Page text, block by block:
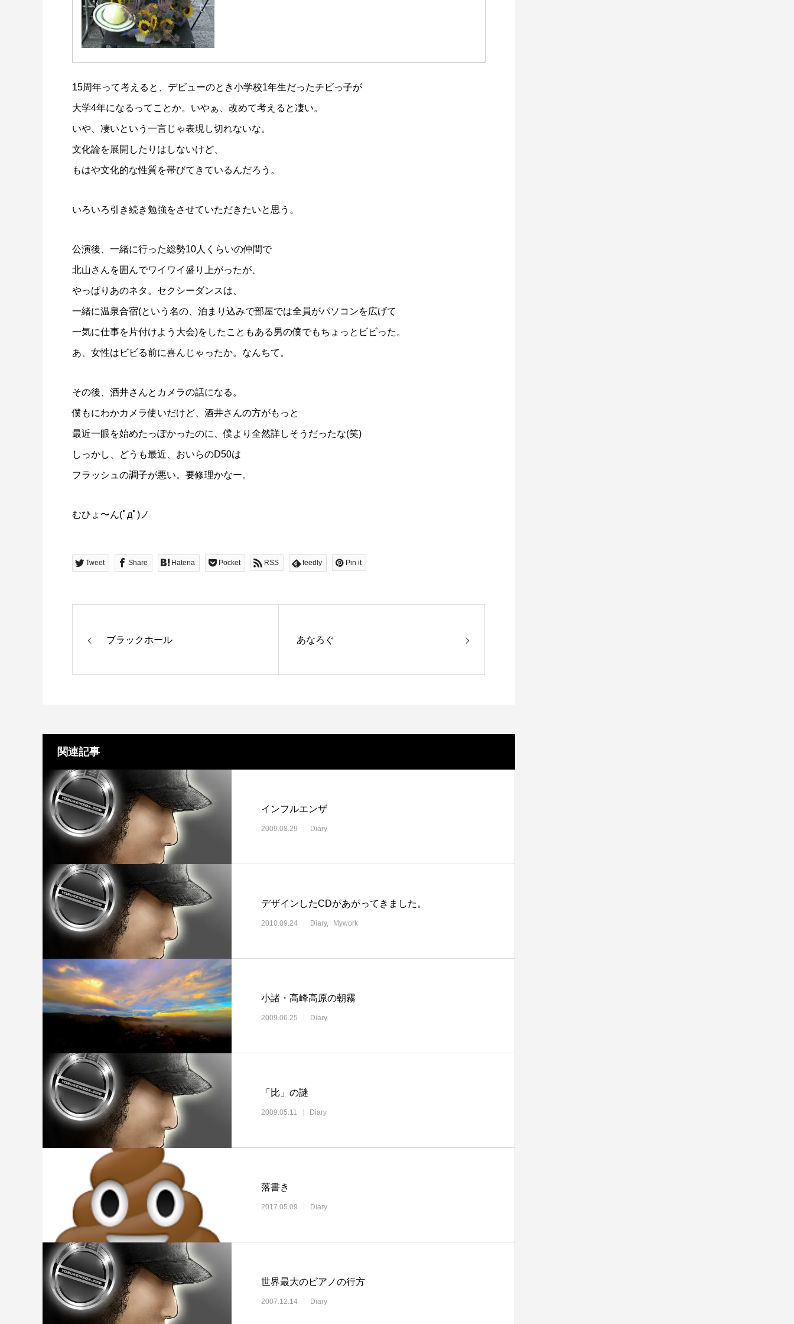
15周年って考えると、デビューのとき小学校1年生だったチビっ子が
大学4年になるってことか。いやぁ、改めて考えると凄い。
いや、凄いという一言じゃ表現し切れないな。
文化論を展開したりはしないけど、
もはや文化的な性質を帯びてきているんだろう。
いろいろ引き続き勉強をさせていただきたいと思う。
公演後、一緒に行った総勢10人くらいの仲間で
北山さんを囲んでワイワイ盛り上がったが、
やっぱりあのネタ。セクシーダンスは、
一緒に温泉合宿(という名の、泊まり込みで部屋では全員がパソコンを広げて
一気に仕事を片付けよう大会)をしたこともある男の僕でもちょっとビビった。
あ、女性はビビる前に喜んじゃったか。なんちて。
その後、酒井さんとカメラの話になる。
僕もにわかカメラ使いだけど、酒井さんの方がもっと
最近一眼を始めたっぽかったのに、僕より全然詳しそうだったな(笑)
しっかし、どうも最近、おいらのD50は
フラッシュの調子が悪い。要修理かなー。
むひょ〜ん(ﾟдﾟ)ノ
Tweet Share Hatena Pocket RSS feedly Pin it
ブラックホール あなろぐ
関連記事
インフルエンザ
2009.08.29 Diary
デザインしたCDがあがってきました。
2010.09.24 Diary Mywork
小諸・高峰高原の朝霧
2009.06.25 Diary
「比」の謎
2009.05.11 Diary
落書き
2017.05.09 Diary
世界最大のピアノの行方
2007.12.14 Diary